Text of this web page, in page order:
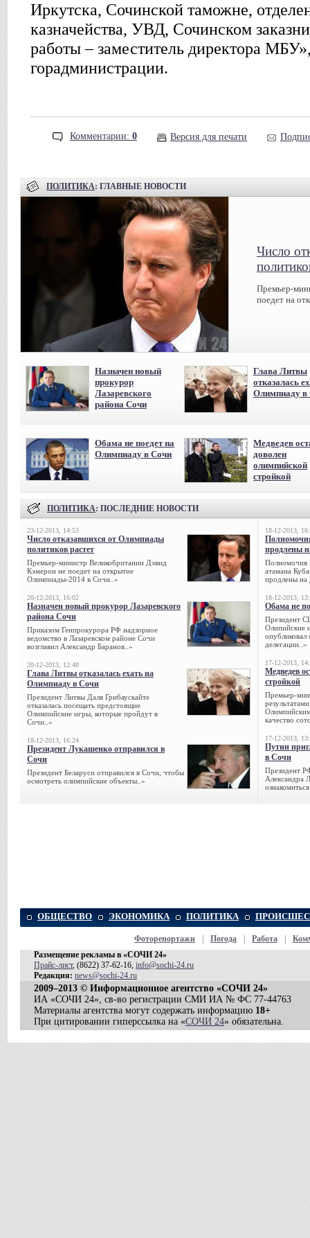
Иркутска, Сочинской таможне,
казначейства, УВД, Сочинском
работы – заместитель директора
горадминистрации.
Комментарии: 0 Версия для печати
ПОЛИТИКА: ГЛАВНЫЕ НОВОСТИ
Число
Премьер-
поедет на
Назначен новый
прокурор
Лазаревского
района Сочи
Глава Литвы
отказалась
Олимпиаду в
Обама не поедет на
Олимпиаду в Сочи
Медведев
доволен
олимпийской
стройкой
ПОЛИТИКА: ПОСЛЕДНИЕ НОВОСТИ
23-12-2013, 14:53
Число отказавшихся от Олимпиады
политиков растет
Премьер-министр Великобритании Дэвид
Кэмерон не поедет на открытие
Олимпиады-2014 в Сочи..»
20-12-2013, 16:02
Назначен новый прокурор Лазаревского
района Сочи
Приказом Генпрокурора РФ надзорное
ведомство в Лазаревском районе Сочи
возглавил Александр Баранов..»
20-12-2013, 12:48
Глава Литвы отказалась ехать на
Олимпиаду в Сочи
Президент Литвы Даля Грибаускайте
отказалась посещать предстоящие
Олимпийские игры, которые пройдут в
Сочи..»
18-12-2013, 16:24
Президент Лукашенко отправился в
Сочи
Президент Беларуси отправился в Сочи, чтобы
осмотреть олимпийские объекты..»
18-12-2013,
продлены
Полномочия
атамана
продлены на
18-12-2013,
Обама не
Президент
Олипийские
опубликовал
делегации..»
17-12-2013,
Медведев
стройкой
Премьер-
качество
17-12-2013,
Путин
в Сочи
Президент
Александра
ОБЩЕСТВО ЭКОНОМИКА ПОЛИТИКА
Фоторепортажи Погода Работа
Размещение рекламы в «СОЧИ 24»
Прайс-лист, (8622) 37-62-16, info@sochi-24.ru
Редакция: news@sochi-24.ru
2009–2013 © Информационное агентство «СОЧИ 24»
ИА «СОЧИ 24», св-во регистрации СМИ ИА № ФС 77-44763
Материалы агентства могут содержать информацию 18+
При цитировании гиперссылка на «СОЧИ 24» обязательна.